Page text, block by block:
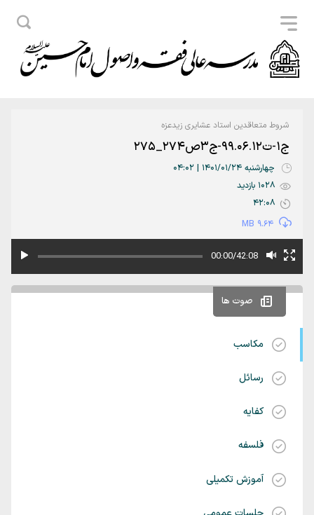
صوت ها
مکاسب
رسائل
کفایه
فلسفه
آموزش تکمیلی
شروط متعاقدین استاد عشایری زیدعزه
ج1-ت99.06.12-ج3ص274_275
چهارشنبه 1401/01/24 | 04:02
1028 بازدید
42:08
9.64 MB
00:00/42:08